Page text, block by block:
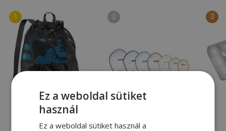
Ez a weboldal sütiket
használ
Ez a weboldal sütiket használ a